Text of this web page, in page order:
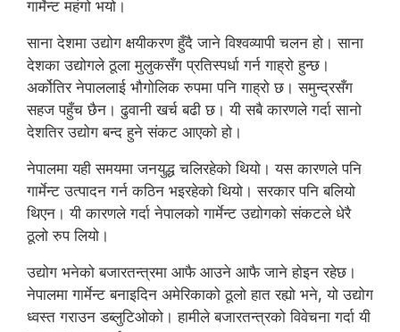
गार्मेन्ट महंगो भयो।
साना देशमा उद्योग क्षयीकरण हुँदै जाने विश्वव्यापी चलन हो। साना
देशका उद्योगले ठूला मुलुकसँग प्रतिस्पर्धा गर्न गाह्रो हुन्छ।
अर्कोतिर नेपाललाई भौगोलिक रुपमा पनि गाह्रो छ। समुन्द्रसँग
सहज पहुँच छैन। ढुवानी खर्च बढी छ। यी सबै कारणले गर्दा सानो
देशतिर उद्योग बन्द हुने संकट आएको हो।
नेपालमा यही समयमा जनयुद्ध चलिरहेको थियो। यस कारणले पनि
गार्मेन्ट उत्पादन गर्न कठिन भइरहेको थियो। सरकार पनि बलियो
थिएन। यी कारणले गर्दा नेपालको गार्मेन्ट उद्योगको संकटले धेरै
ठूलो रुप लियो।
उद्योग भनेको बजारतन्त्रमा आफै आउने आफै जाने होइन रहेछ।
नेपालमा गार्मेन्ट बनाइदिन अमेरिकाको ठूलो हात रह्यो भने, यो उद्योग
ध्वस्त गराउन डब्लुटिओको। हामीले बजारतन्त्रको विवेचना गर्दा यी